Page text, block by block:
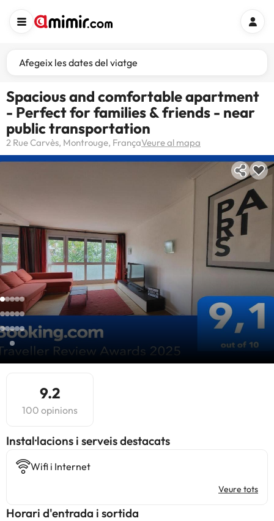
Afegeix les dates del viatge
Spacious and comfortable apartment
- Perfect for families & friends - near
public transportation
2 Rue Carvès, Montrouge, FrançaVeure al mapa
9.2
100 opinions
Instal·lacions i serveis destacats
Wifi i Internet
Veure tots
Horari d'entrada i sortida